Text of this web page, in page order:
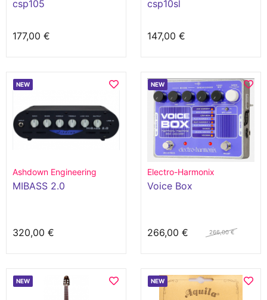
csp105
177,00 €
csp10sl
147,00 €
NEW
Ashdown Engineering
MIBASS 2.0
320,00 €
NEW
Electro-Harmonix
Voice Box
266,00 € 266,00 €
NEW NEW